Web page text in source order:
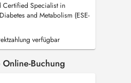
Certified Specialist in
and Metabolism (ESE-
du Diabète et de
/ Service d'Endocrinologie,
Paris - Centre
de Diabétologie N.C....
verfügbar
Online-Buchung